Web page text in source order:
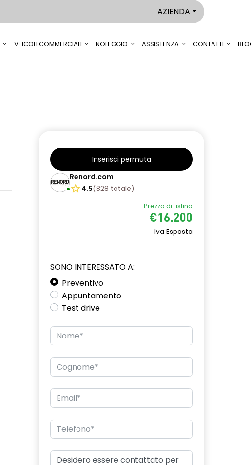
AZIENDA
VEICOLI COMMERCIALI NOLEGGIO ASSISTENZA CONTATTI
Inserisci permuta
Renord.com
4.5(828 totale)
Prezzo di Listino
€16.200
Iva Esposta
SONO INTERESSATO A:
Preventivo
Appuntamento
Test drive